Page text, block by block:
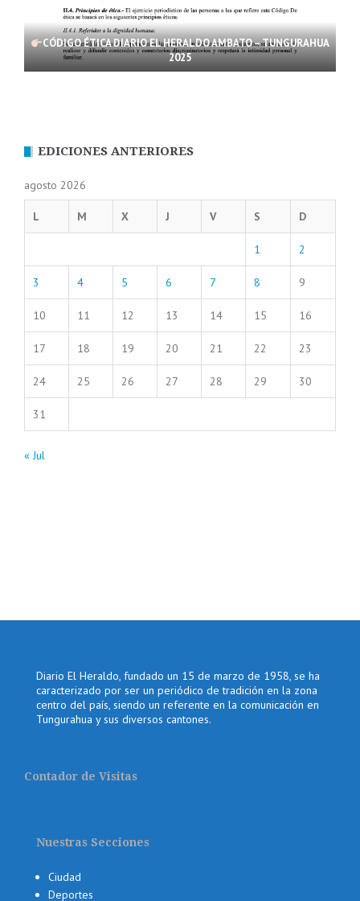
CÓDIGO ÉTICA DIARIO EL HERALDO AMBATO – TUNGURAHUA
2025
EDICIONES ANTERIORES
agosto 2026
L M X J V S D
1 2
3 4 5 6 7 8 9
10 11 12 13 14 15 16
17 18 19 20 21 22 23
24 25 26 27 28 29 30
31
« Jul
Diario El Heraldo, fundado un 15 de marzo de 1958, se ha
caracterizado por ser un periódico de tradición en la zona
centro del país, siendo un referente en la comunicación en
Tungurahua y sus diversos cantones.
Contador de Visitas
Nuestras Secciones
Ciudad
Deportes